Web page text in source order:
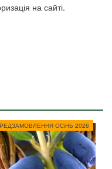
на сайті.
ОСіНЬ 2026